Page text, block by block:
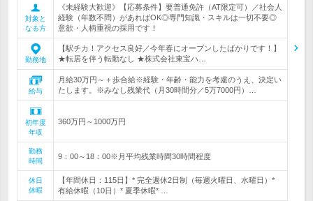
対象と
なる方
《未経験大歓迎》【応募条件】要普通免許（AT限定可）／社会人
経験（年数不問）があればOK◎専門知識・スキルは一切不要◎
意欲・人柄重視の採用です！
勤務地
【駅チカ！アクセス良好／今年春にオープンしたばかりです！】
★転居を伴う転勤なし ★株式会社東宝ハ…
給与
月給30万円～＋歩合給※経験・年齢・能力を考慮のうえ、決定い
たします。※みなし残業代（月30時間分／5万7000円）…
初年度
年収
360万円～1000万円
勤務
時間
9：00～18：00※月平均残業時間30時間程度
休日
休暇
【年間休日：115日】* 完全週休2日制（毎週火曜日、水曜日）*
有給休暇（10日）* 夏季休暇* …